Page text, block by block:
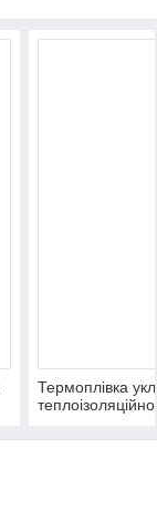
Термоплівка
розміщувалась